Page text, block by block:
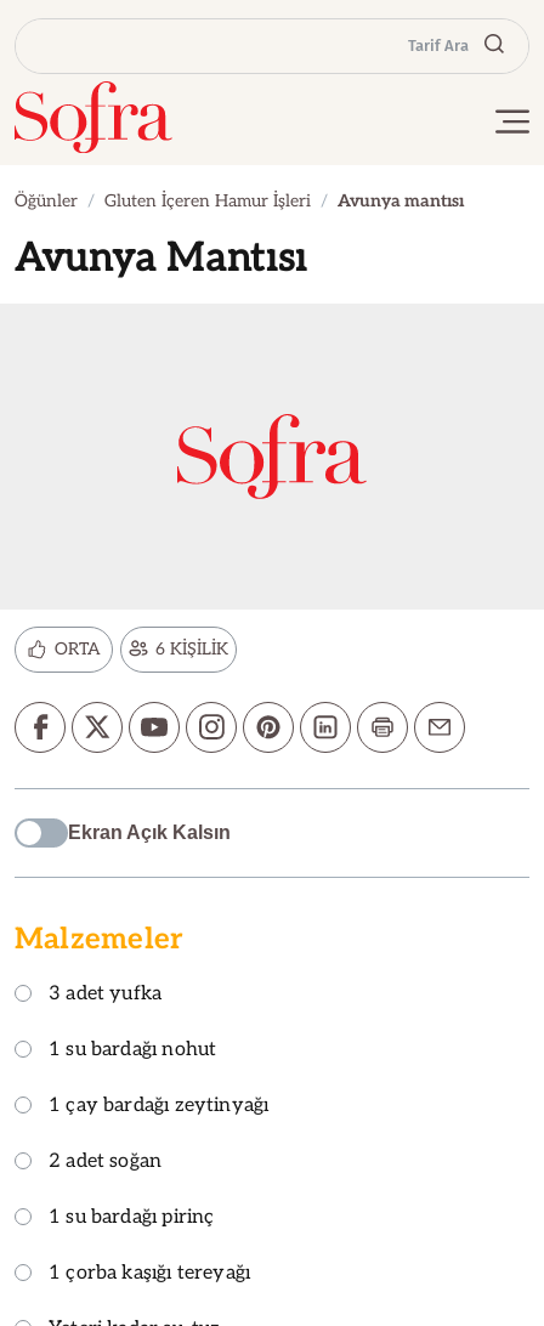
Tarif Ara
Öğünler Gluten İçeren Hamur İşleri Avunya mantısı
Avunya Mantısı
ORTA 6 KİŞİLİK
Ekran Açık Kalsın
Malzemeler
3 adet yufka
1 su bardağı nohut
1 çay bardağı zeytinyağı
2 adet soğan
1 su bardağı pirinç
1 çorba kaşığı tereyağı